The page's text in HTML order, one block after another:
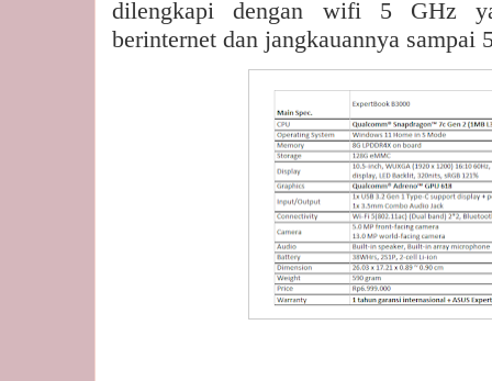
dilengkapi dengan wifi 5 GHz
berinternet dan jangkauannya sampai